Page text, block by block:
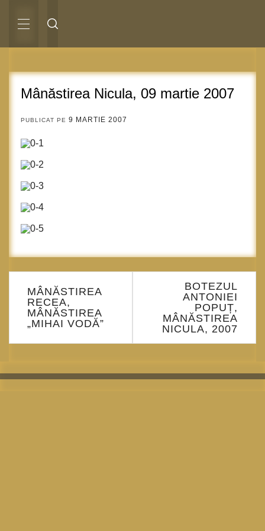
conținutMENIU
Mânăstirea Nicula, 09 martie 2007
PUBLICAT PE 9 MARTIE 2007
articole
MÂNĂSTIREA
RECEA,
MÂNĂSTIREA
„MIHAI VODĂ”
BOTEZUL
ANTONIEI
POPUȚ,
MÂNĂSTIREA
NICULA, 2007